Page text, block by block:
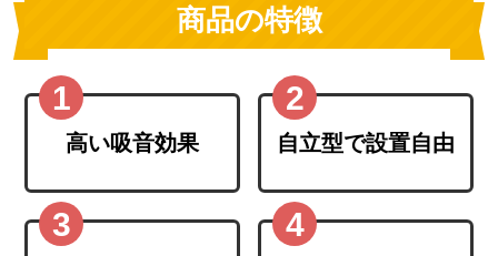
商品の特徴
高い吸音効果 自立型で設置自由